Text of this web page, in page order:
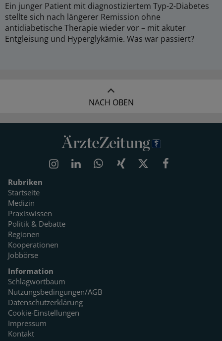
Ein junger Patient mit diagnostiziertem Typ-2-Diabetes
stellte sich nach längerer Remission ohne
antidiabetische Therapie wieder vor – mit akuter
Entgleisung und Hyperglykämie. Was war passiert?
NACH OBEN
Rubriken
Startseite
Medizin
Praxiswissen
Politik & Debatte
Regionen
Kooperationen
Jobbörse
Information
Schlagwortbaum
Nutzungsbedingungen/AGB
Datenschutzerklärung
Cookie-Einstellungen
Impressum
Kontakt